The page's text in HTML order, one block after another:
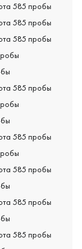
585 пробы
585 пробы
585 пробы
585 пробы
585 пробы
585 пробы
585 пробы
585 пробы